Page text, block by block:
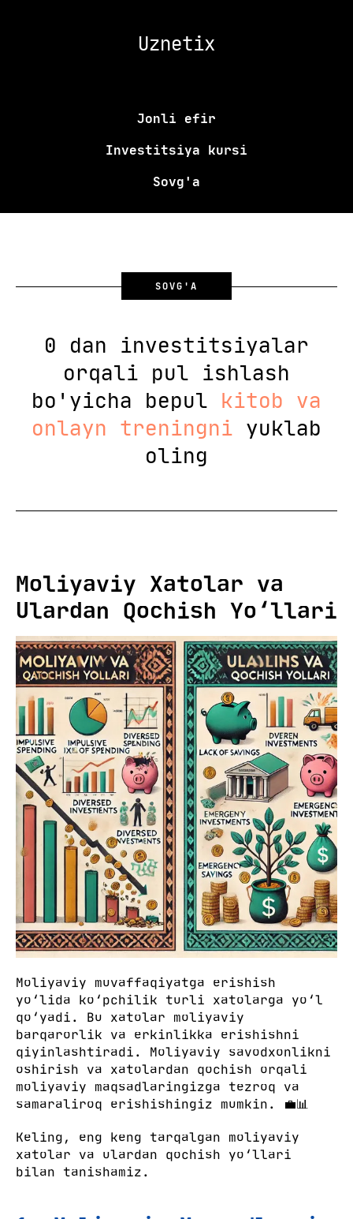
Uznetix
Jonli efir
Investitsiya kursi
Sovg'a
SOVG'A
0 dan investitsiyalar
orqali pul ishlash
bo'yicha bepul kitob va
onlayn treningni yuklab
oling
Moliyaviy Xatolar va
Ulardan Qochish Yo‘llari
Moliyaviy muvaffaqiyatga erishish
yo‘lida ko‘pchilik turli xatolarga yo‘l
qo‘yadi. Bu xatolar moliyaviy
barqarorlik va erkinlikka erishishni
qiyinlashtiradi. Moliyaviy savodxonlikni
oshirish va xatolardan qochish orqali
moliyaviy maqsadlaringizga tezroq va
samaraliroq erishishingiz mumkin. 💼📊
Keling, eng keng tarqalgan moliyaviy
xatolar va ulardan qochish yo‘llari
bilan tanishamiz.